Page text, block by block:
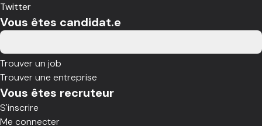
Twitter
Vous êtes candidat.e
Trouver un job
Trouver une entreprise
Vous êtes recruteur
S'inscrire
Me connecter